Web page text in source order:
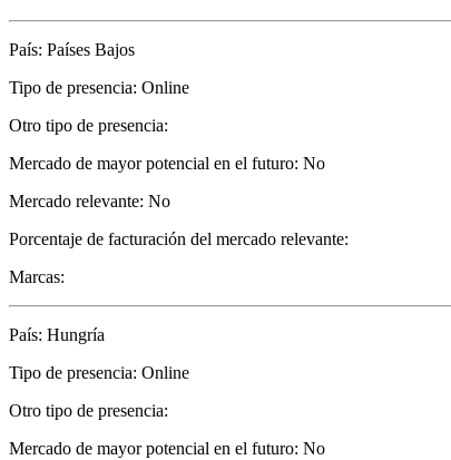
País: Países Bajos
Tipo de presencia: Online
Otro tipo de presencia:
Mercado de mayor potencial en el futuro: No
Mercado relevante: No
Porcentaje de facturación del mercado relevante:
Marcas:
País: Hungría
Tipo de presencia: Online
Otro tipo de presencia:
Mercado de mayor potencial en el futuro: No